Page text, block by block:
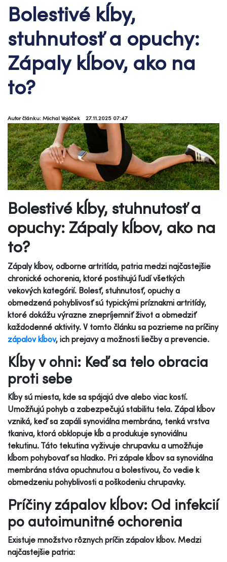
Bolestivé kĺby,
stuhnutosť a opuchy:
Zápaly kĺbov, ako na
to?
Autor článku: Michal Vojáček 27.11.2025 07:47
Bolestivé kĺby, stuhnutosť a
opuchy: Zápaly kĺbov, ako na
to?
Zápaly kĺbov, odborne artritída, patria medzi najčastejšie
chronické ochorenia, ktoré postihujú ľudí všetkých
vekových kategórií. Bolesť, stuhnutosť, opuchy a
obmedzená pohyblivosť sú typickými príznakmi artritídy,
ktoré dokážu výrazne znepríjemniť život a obmedziť
každodenné aktivity. V tomto článku sa pozrieme na príčiny
zápalov kĺbov, ich prejavy a možnosti liečby a prevencie.
Kĺby v ohni: Keď sa telo obracia
proti sebe
Kĺby sú miesta, kde sa spájajú dve alebo viac kostí.
Umožňujú pohyb a zabezpečujú stabilitu tela. Zápal kĺbov
vzniká, keď sa zapáli synoviálna membrána, tenká vrstva
tkaniva, ktorá obklopuje kĺb a produkuje synoviálnu
tekutinu. Táto tekutina vyživuje chrupavku a umožňuje
kĺbom pohybovať sa hladko. Pri zápale kĺbov sa synoviálna
membrána stáva opuchnutou a bolestivou, čo vedie k
obmedzeniu pohyblivosti a poškodeniu chrupavky.
Príčiny zápalov kĺbov: Od infekcií
po autoimunitné ochorenia
Existuje množstvo rôznych príčin zápalov kĺbov. Medzi
najčastejšie patria: